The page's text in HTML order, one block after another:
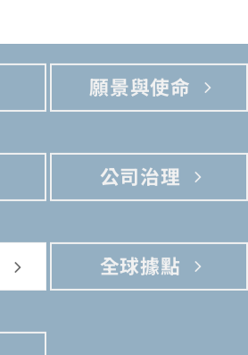
願景與使命
公司治理
全球據點